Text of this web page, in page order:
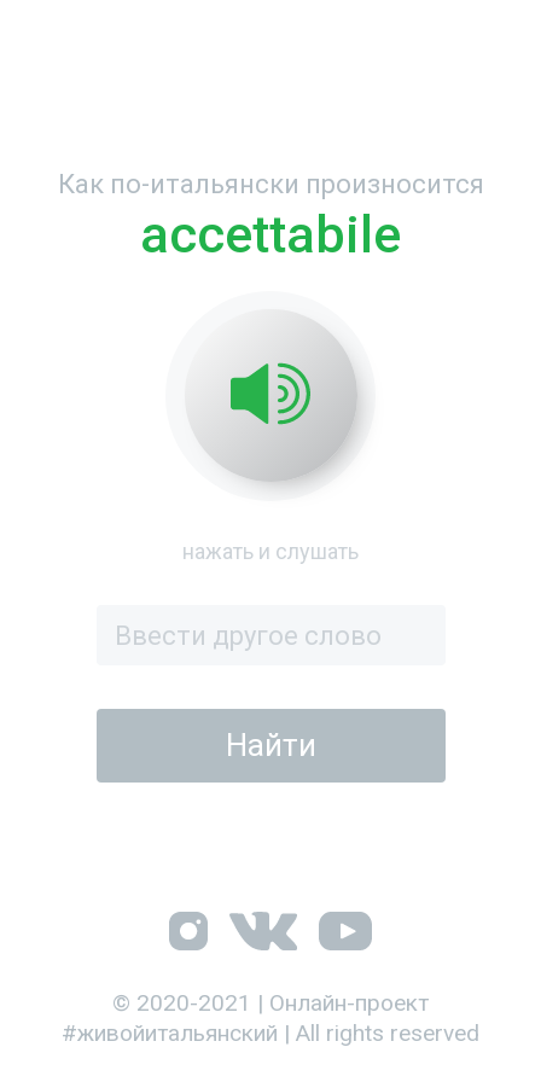
Как по-итальянски произносится
accettabile
нажать и слушать
© 2020-2021 | Онлайн-проект
#живойитальянский | All rights reserved